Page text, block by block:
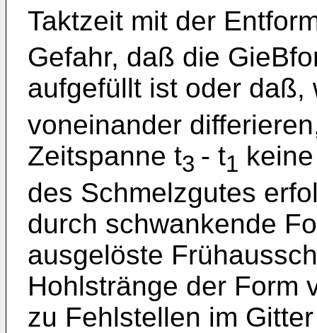
Taktzeit mit der
Gefahr, daß die
aufgefüllt ist oder daß,
voneinander
Zeitspanne t3 - t1
des Schmelzgutes
durch schwankende
ausgelöste
Hohlstränge der Form
zu Fehlstellen im